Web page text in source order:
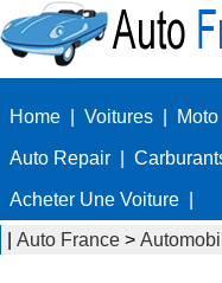
Home Voitures Moto
Auto Repair
Acheter Une Voiture
Auto France >